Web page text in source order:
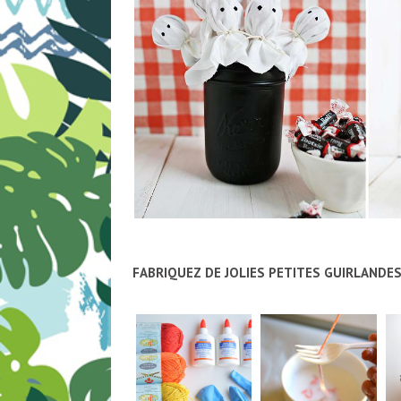
FABRIQUEZ DE JOLIES PETITES GUIRLANDES